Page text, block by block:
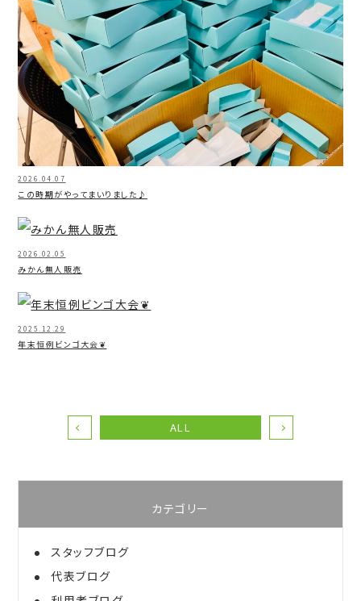
2026.04.07
この時期がやってまいりました♪
2026.02.05
みかん無人販売
2025.12.29
年末恒例ビンゴ大会❦
ALL
カテゴリー
スタッフブログ
代表ブログ